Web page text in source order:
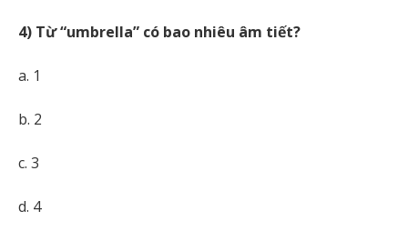
4) Từ “umbrella” có bao nhiêu âm tiết?
a. 1
b. 2
c. 3
d. 4